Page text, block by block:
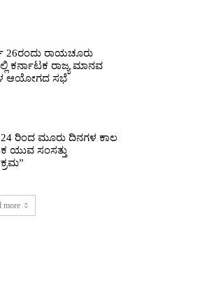
ರಾಯಚೂರು
ಕರ್ನಾಟಕ ರಾಜ್ಯ ಮಾನವ
ಆಯೋಗದ ಸಭೆ
ರಿಂದ ಮೂರು ದಿನಗಳ ಕಾಲ
ಯುವ ಸಂಸತ್ತು
more